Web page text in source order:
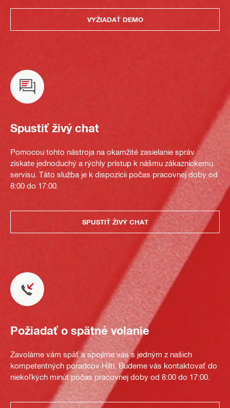
VYŽIADAŤ DEMO
Spustiť živý chat
Pomocou tohto nástroja na okamžité zasielanie správ
získate jednoduchý a rýchly prístup k nášmu zákazníckemu
servisu. Táto služba je k dispozícii počas pracovnej doby od
8:00 do 17:00.
SPUSTIŤ ŽIVÝ CHAT
Požiadať o spätné volanie
Zavoláme vám späť a spojíme vás s jedným z našich
kompetentných poradcov Hilti. Budeme vás kontaktovať do
niekoľkých minút počas pracovnej doby od 8:00 do 17:00.